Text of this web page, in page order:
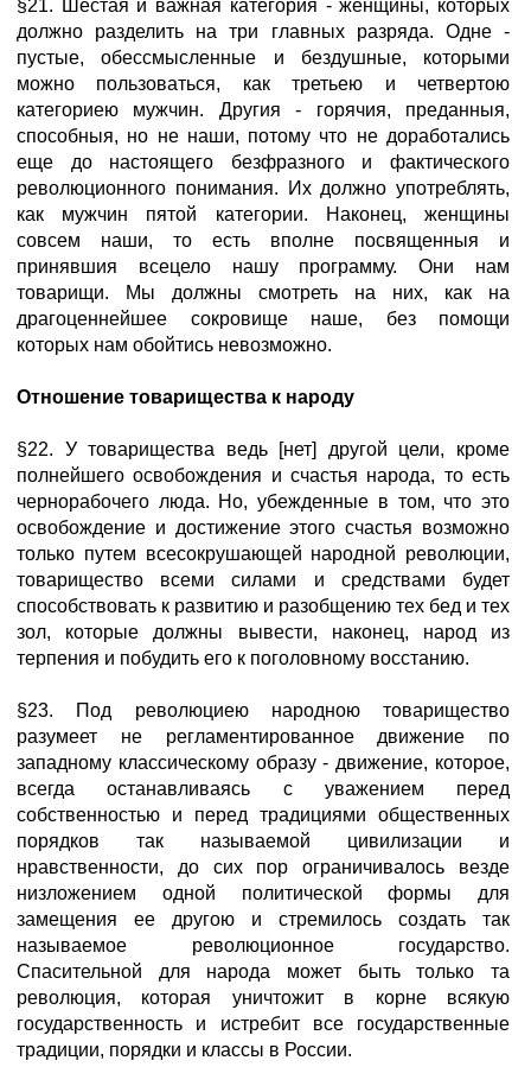
§21. Шестая и важная категория - женщины, которых
должно разделить на три главных разряда. Одне -
пустые, обессмысленные и бездушные, которыми
можно пользоваться, как третьею и четвертою
категориею мужчин. Другия - горячия, преданныя,
способныя, но не наши, потому что не доработались
еще до настоящего безфразного и фактического
революционного понимания. Их должно употреблять,
как мужчин пятой категории. Наконец, женщины
совсем наши, то есть вполне посвященныя и
принявшия всецело нашу программу. Они нам
товарищи. Мы должны смотреть на них, как на
драгоценнейшее сокровище наше, без помощи
которых нам обойтись невозможно.
Отношение товарищества к народу
§22. У товарищества ведь [нет] другой цели, кроме
полнейшего освобождения и счастья народа, то есть
чернорабочего люда. Но, убежденные в том, что это
освобождение и достижение этого счастья возможно
только путем всесокрушающей народной революции,
товарищество всеми силами и средствами будет
способствовать к развитию и разобщению тех бед и тех
зол, которые должны вывести, наконец, народ из
терпения и побудить его к поголовному восстанию.
§23. Под революциею народною товарищество
разумеет не регламентированное движение по
западному классическому образу - движение, которое,
всегда останавливаясь с уважением перед
собственностью и перед традициями общественных
порядков так называемой цивилизации и
нравственности, до сих пор ограничивалось везде
низложением одной политической формы для
замещения ее другою и стремилось создать так
называемое революционное государство.
Спасительной для народа может быть только та
революция, которая уничтожит в корне всякую
государственность и истребит все государственные
традиции, порядки и классы в России.